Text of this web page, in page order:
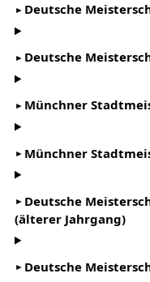
Deutsche
Deutsche
Münchner
Münchner
Deutsche
(älterer Jahrgang)
Deutsche